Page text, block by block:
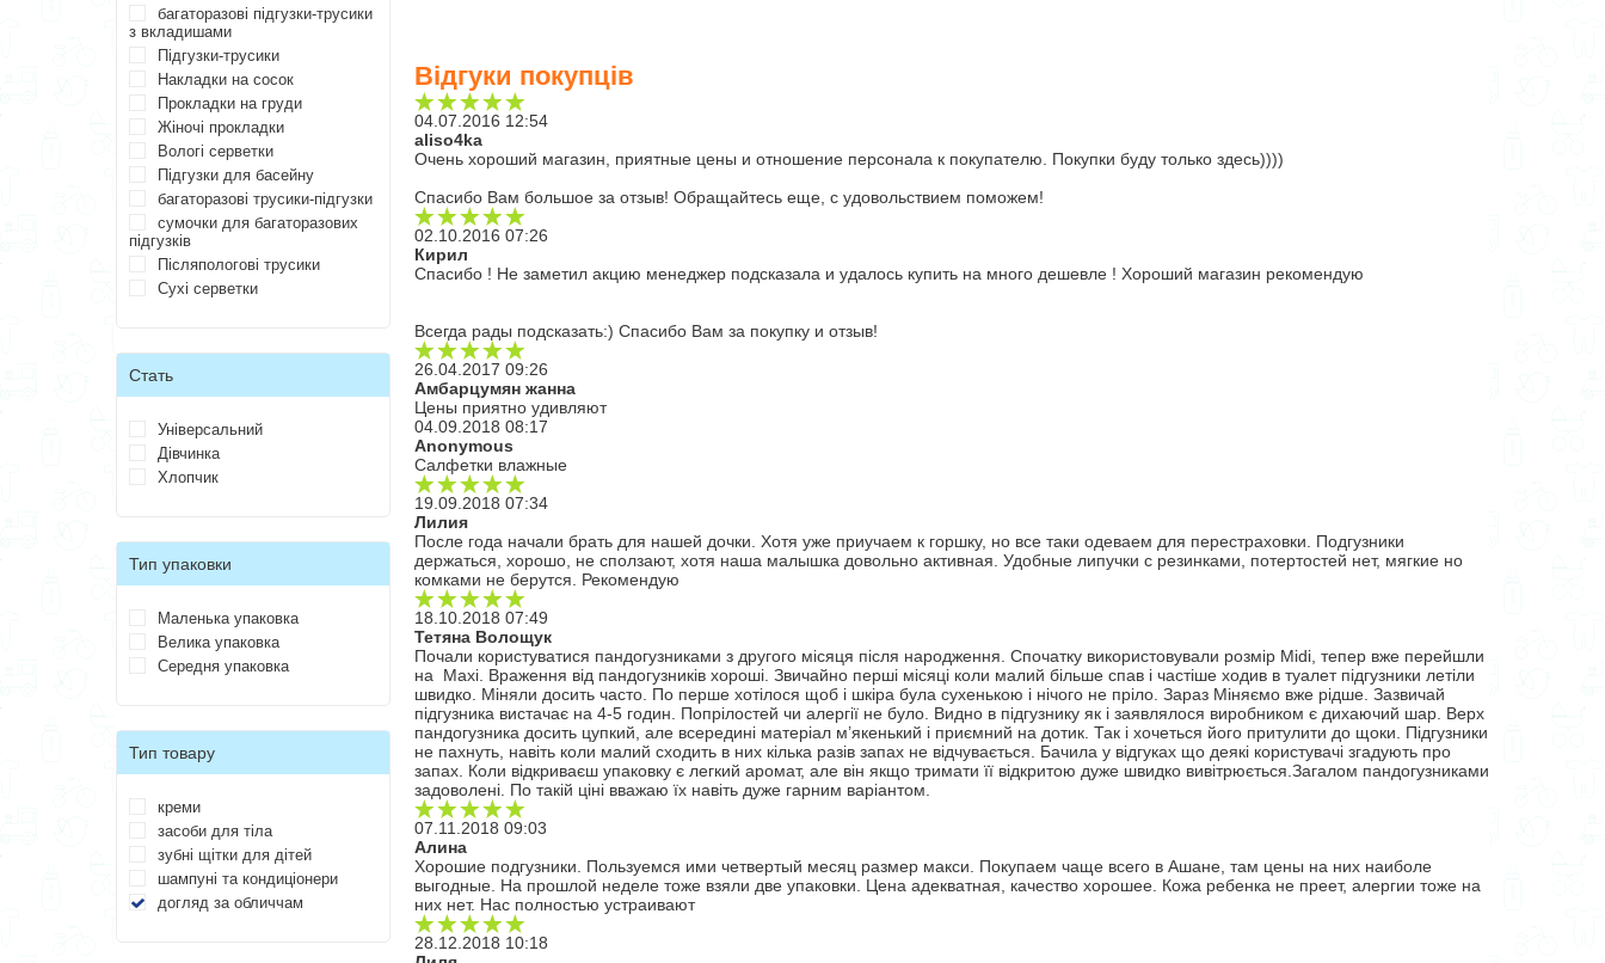
багаторазові підгузки-трусики
з вкладишами
Підгузки-трусики
Накладки на сосок
Прокладки на груди
Жіночі прокладки
Вологі серветки
Підгузки для басейну
багаторазові трусики-підгузки
сумочки для багаторазових
підгузків
Післяпологові трусики
Сухі серветки
Стать
Універсальний
Дівчинка
Хлопчик
Тип упаковки
Маленька упаковка
Велика упаковка
Середня упаковка
Тип товару
креми
засоби для тіла
зубні щітки для дітей
шампуні та кондиціонери
догляд за обличчам
Відгуки покупців
04.07.2016 12:54
aliso4ka
Очень хороший магазин, приятные цены и отношение персонала к покупателю. Покупки буду только здесь))))
Спасибо Вам большое за отзыв! Обращайтесь еще, с удовольствием поможем!
02.10.2016 07:26
Кирил
Спасибо ! Не заметил акцию менеджер подсказала и удалось купить на много дешевле ! Хороший магазин рекомендую
Всегда рады подсказать:) Спасибо Вам за покупку и отзыв!
26.04.2017 09:26
Амбарцумян жанна
Цены приятно удивляют
04.09.2018 08:17
Anonymous
Салфетки влажные
19.09.2018 07:34
Лилия
После года начали брать для нашей дочки. Хотя уже приучаем к горшку, но все таки одеваем для перестраховки. Подгузники
держаться, хорошо, не сползают, хотя наша малышка довольно активная. Удобные липучки с резинками, потертостей нет, мягкие но
комками не берутся. Рекомендую
18.10.2018 07:49
Тетяна Волощук
Почали користуватися пандогузниками з другого місяця після народження. Спочатку використовували розмір Midi, тепер вже перейшли
на Maxi. Враження від пандогузників хороші. Звичайно перші місяці коли малий більше спав і частіше ходив в туалет підгузники летіли
швидко. Міняли досить часто. По перше хотілося щоб і шкіра була сухенькою і нічого не пріло. Зараз Міняємо вже рідше. Зазвичай
підгузника вистачає на 4-5 годин. Попрілостей чи алергії не було. Видно в підгузнику як і заявлялося виробником є дихаючий шар. Верх
пандогузника досить цупкий, але всередині матеріал м’якенький і приємний на дотик. Так і хочеться його притулити до щоки. Підгузники
не пахнуть, навіть коли малий сходить в них кілька разів запах не відчувається. Бачила у відгуках що деякі користувачі згадують про
запах. Коли відкриваєш упаковку є легкий аромат, але він якщо тримати її відкритою дуже швидко вивітрюється.Загалом пандогузниками
задоволені. По такій ціні вважаю їх навіть дуже гарним варіантом.
07.11.2018 09:03
Алина
Хорошие подгузники. Пользуемся ими четвертый месяц размер макси. Покупаем чаще всего в Ашане, там цены на них наиболе
выгодные. На прошлой неделе тоже взяли две упаковки. Цена адекватная, качество хорошее. Кожа ребенка не преет, алергии тоже на
них нет. Нас полностью устраивают
28.12.2018 10:18